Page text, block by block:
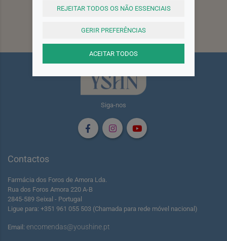
Siga-nos
Contactos
Farmácia dos Foros de Amora Lda.
Rua dos Foros Amora 220 A-B
2845-589 Seixal - Portugal
Ligue para: +351 961 055 503 (Chamada para rede móvel nacional)
Email: encomendas@youshine.pt
REJEITAR TODOS OS NÃO ESSENCIAIS
GERIR PREFERÊNCIAS
ACEITAR TODOS